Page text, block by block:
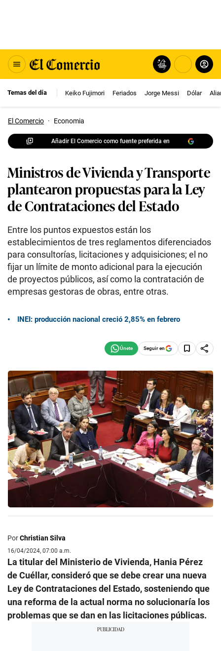
Temas del día Keiko Fujimori Feriados Jorge Messi Dólar
El Comercio · Economia
Añadir El Comercio como fuente preferida en
Ministros de Vivienda y Transporte
plantearon propuestas para la Ley
de Contrataciones del Estado
Entre los puntos expuestos están los
establecimientos de tres reglamentos diferenciados
para consultorías, licitaciones y adquisiciones; el no
fijar un límite de monto adicional para la ejecución
de proyectos públicos, así como la contratación de
empresas gestoras de obras, entre otras.
INEI: producción nacional creció 2,85% en febrero
Seguir en
PorChristian Silva
16/04/2024, 07:00 a.m.
La titular del Ministerio de Vivienda, Hania Pérez
de Cuéllar, consideró que se debe crear una nueva
Ley de Contrataciones del Estado, sosteniendo que
una reforma de la actual norma no solucionaría los
problemas que se dan en las licitaciones públicas.